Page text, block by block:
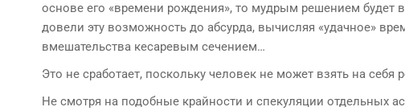
основе его «времени рождения», то мудрым решением будет
довели эту возможность до абсурда, вычисляя «удачное»
вмешательства кесаревым сечением…
Это не сработает, поскольку человек не может взять на себя
Не смотря на подобные крайности и спекуляции отдельных